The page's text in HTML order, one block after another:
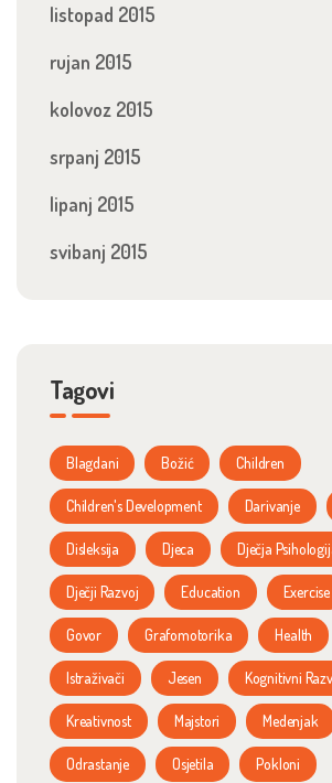
listopad 2015
rujan 2015
kolovoz 2015
srpanj 2015
lipanj 2015
svibanj 2015
Tagovi
Blagdani Božić Children
Children's Development Darivanje
Disleksija Djeca Dječja
Dječji Razvoj Education Exercise
Govor Grafomotorika Health
Istraživači Jesen Kognitivni
Kreativnost Majstori Medenjak
Odrastanje Osjetila Pokloni